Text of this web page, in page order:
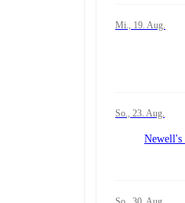
Mi., 19. Aug.
So., 23. Aug.
Newell's